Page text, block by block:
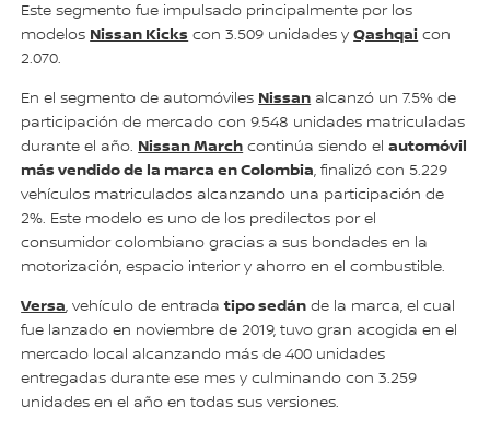
Este segmento fue impulsado principalmente por los
modelos Nissan Kicks con 3.509 unidades yQashqai con
2.070.
En el segmento de automóviles Nissan alcanzó un 7.5% de
participación de mercado con 9.548 unidades matriculadas
durante el año. Nissan March continúa siendo elautomóvil
más vendido de la marca en Colombia, finalizó con 5.229
vehículos matriculados alcanzando una participación de
2%. Este modelo es uno de los predilectos por el
consumidor colombiano gracias a sus bondades en la
motorización, espacio interior y ahorro en el combustible.
Versa, vehículo de entradatipo sedán de la marca, el cual
fue lanzado en noviembre de 2019, tuvo gran acogida en el
mercado local alcanzando más de 400 unidades
entregadas durante ese mes y culminando con 3.259
unidades en el año en todas sus versiones.